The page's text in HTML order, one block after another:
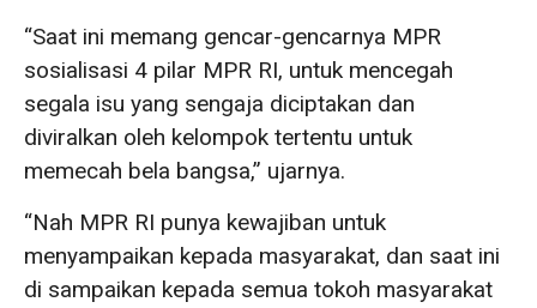
“Saat ini memang gencar-gencarnya MPR
sosialisasi 4 pilar MPR RI, untuk mencegah
segala isu yang sengaja diciptakan dan
diviralkan oleh kelompok tertentu untuk
memecah bela bangsa,” ujarnya.
“Nah MPR RI punya kewajiban untuk
menyampaikan kepada masyarakat, dan saat ini
di sampaikan kepada semua tokoh masyarakat